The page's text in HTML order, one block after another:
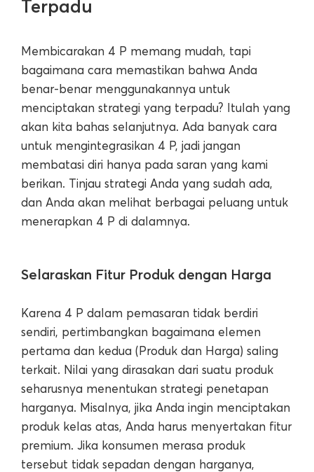
Terpadu
Membicarakan 4 P memang mudah, tapi
bagaimana cara memastikan bahwa Anda
benar-benar menggunakannya untuk
menciptakan strategi yang terpadu? Itulah yang
akan kita bahas selanjutnya. Ada banyak cara
untuk mengintegrasikan 4 P, jadi jangan
membatasi diri hanya pada saran yang kami
berikan. Tinjau strategi Anda yang sudah ada,
dan Anda akan melihat berbagai peluang untuk
menerapkan 4 P di dalamnya.
Selaraskan Fitur Produk dengan Harga
Karena 4 P dalam pemasaran tidak berdiri
sendiri, pertimbangkan bagaimana elemen
pertama dan kedua (Produk dan Harga) saling
terkait. Nilai yang dirasakan dari suatu produk
seharusnya menentukan strategi penetapan
harganya. Misalnya, jika Anda ingin menciptakan
produk kelas atas, Anda harus menyertakan fitur
premium. Jika konsumen merasa produk
tersebut tidak sepadan dengan harganya,